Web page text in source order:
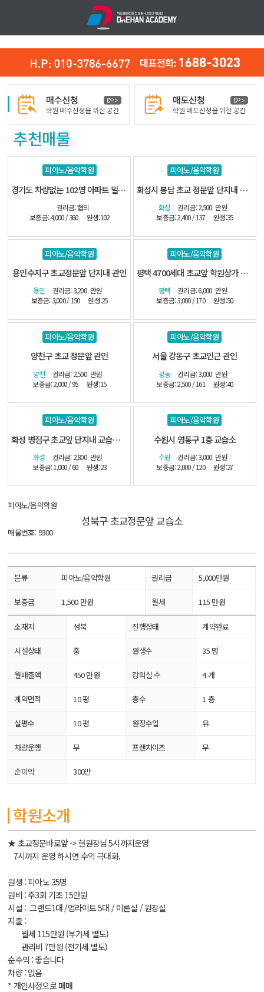
추천매물
피아노/음악학원
경기도 차량없는 102명 아파트 밀집지역
권리금: 협의
보증금: 4,000 / 360
원생:102
피아노/음악학원
화성시 봉담 초교 정문앞 단지내 관인음악
화성 권리금: 2,500 만원
보증금: 2,400 / 137
원생:35
피아노/음악학원
용인수지구 초교정문앞 단지내 관인
용인 권리금: 3,200 만원
보증금: 3,000 / 150
원생:25
피아노/음악학원
평택 4700세대 초교앞 학원상가 관인
평택 권리금: 6,000 만원
보증금: 3,000 / 170
원생:50
피아노/음악학원
양천구 초교 정문앞 관인
양천 권리금: 2,500 만원
보증금: 2,000 / 95
원생:15
피아노/음악학원
서울 강동구 초교인근 관인
강동 권리금: 3,000 만원
보증금: 2,500 / 161
원생:40
피아노/음악학원
화성 병점구 초교앞 단지내 교습소-(시설최상)
화성 권리금: 2,800 만원
보증금: 1,000 / 60
원생:23
피아노/음악학원
수원시 영통구 1층 교습소
수원 권리금: 3,000 만원
보증금: 2,000 / 120
원생:27
피아노/음악학원
성북구 초교정문앞 교습소
매물번호: 9300
분류 피아노/음악학원 권리금 5,000만원
보증금 1,500 만원 월세 115 만원
소재지 성북 진행상태 계약완료
시설상태 중 원생수 35 명
월매출액 450 만원 강의실 수 4 개
계약면적 10 평 층수 1 층
실평수 10 평 원장수업 유
차량운행 무 프랜차이즈 무
순이익 300만
학원소개
★ 초교정문바로앞 -> 현원장님 5시까지운영
7시까지 운영 하시면 수익 극대화.
원생 : 피아노 35명
원비 : 주3회 기초 15만원
시설 : 그랜드1대 /업라이트 5대 / 이론실 / 원장실
지출 :
월세 115만원 (부가세 별도)
관리비 7만원 (전기세 별도)
순수익 : 좋습니다
차량 : 없음
* 개인사정으로 매매